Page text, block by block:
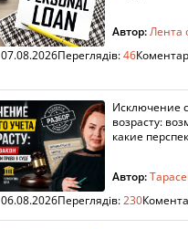
Автор:Лента
07.08.2026Переглядів:46
Исключение
возрасту:
какие
Автор:
06.08.2026Переглядів:230